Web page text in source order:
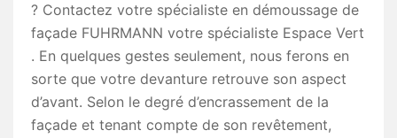
? Contactez votre spécialiste en démoussage de
façade FUHRMANN votre spécialiste Espace Vert
. En quelques gestes seulement, nous ferons en
sorte que votre devanture retrouve son aspect
d’avant. Selon le degré d’encrassement de la
façade et tenant compte de son revêtement,